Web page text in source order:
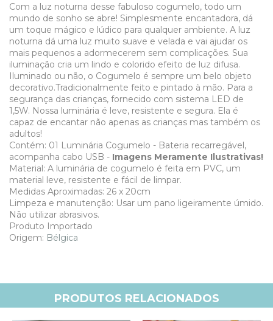
Com a luz noturna desse fabuloso cogumelo, todo um
mundo de sonho se abre! Simplesmente encantadora, dá
um toque mágico e lúdico para qualquer ambiente. A luz
noturna dá uma luz muito suave e velada e vai ajudar os
mais pequenos a adormecerem sem complicações. Sua
iluminação cria um lindo e colorido efeito de luz difusa.
Iluminado ou não, o Cogumelo é sempre um belo objeto
decorativo.Tradicionalmente feito e pintado à mão. Para a
segurança das crianças, fornecido com sistema LED de
1,5W. Nossa luminária é leve, resistente e segura. Ela é
capaz de encantar não apenas as crianças mas também os
adultos!
Contém: 01 Luminária Cogumelo - Bateria recarregável,
acompanha cabo USB - Imagens Meramente Ilustrativas!
Material: A luminária de cogumelo é feita em PVC, um
material leve, resistente e fácil de limpar.
Medidas Aproximadas: 26 x 20cm
Limpeza e manutenção: Usar um pano ligeiramente úmido.
Não utilizar abrasivos.
Produto Importado
Origem: Bélgica
PRODUTOS RELACIONADOS